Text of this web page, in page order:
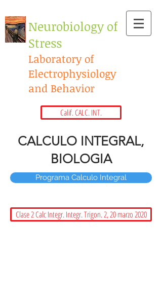
​Neurobiology of
Stress
Laboratory of
Electrophysiology
and Behavior
Calif. CALC. INT.
CALCULO INTEGRAL,
BIOLOGIA
Programa Calculo Integral
Clase 2 Calc Integr. Integr. Trigon. 2, 20 marzo 2020